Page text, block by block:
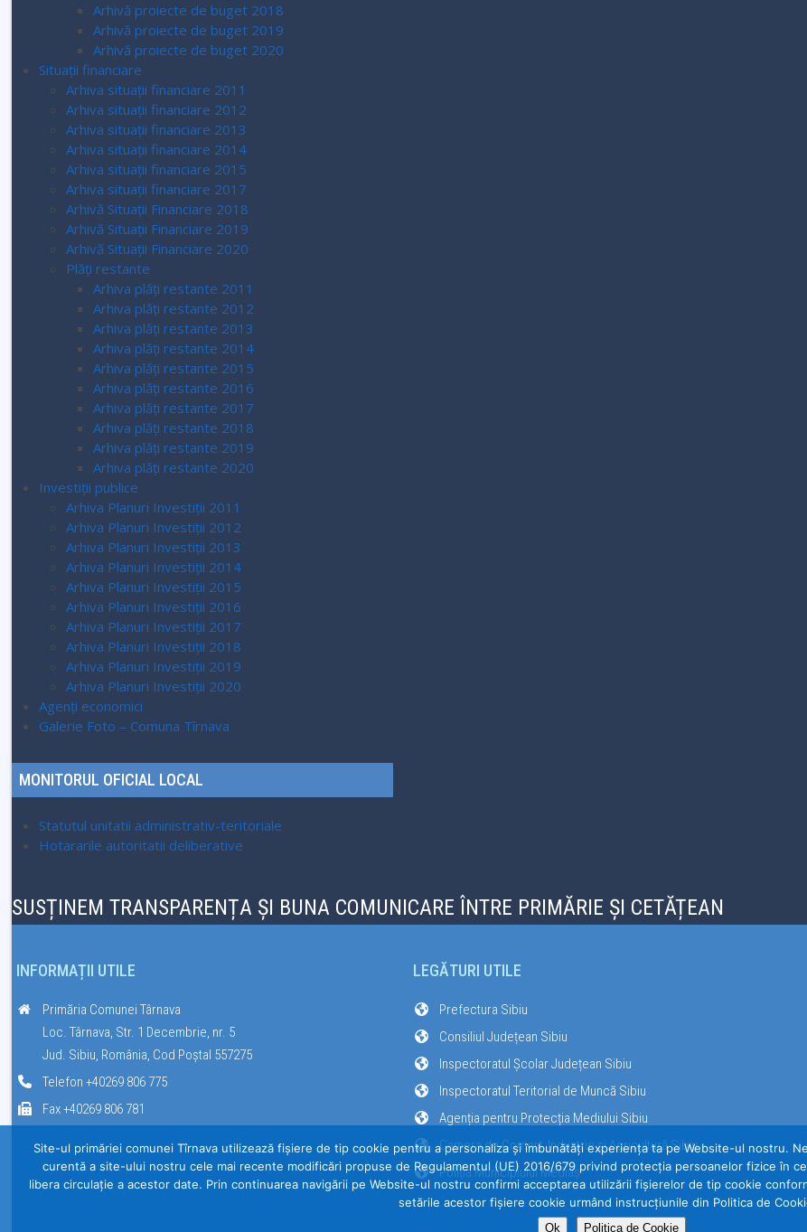
Arhivă proiecte de buget 2018
Arhivă proiecte de buget 2019
Arhivă proiecte de buget 2020
Situații financiare
Arhiva situații financiare 2011
Arhiva situații financiare 2012
Arhiva situații financiare 2013
Arhiva situații financiare 2014
Arhiva situații financiare 2015
Arhiva situații financiare 2017
Arhivă Situații Financiare 2018
Arhivă Situații Financiare 2019
Arhivă Situații Financiare 2020
Plăți restante
Arhiva plăți restante 2011
Arhiva plăți restante 2012
Arhiva plăți restante 2013
Arhiva plăți restante 2014
Arhiva plăți restante 2015
Arhiva plăți restante 2016
Arhiva plăți restante 2017
Arhiva plăți restante 2018
Arhiva plăți restante 2019
Arhiva plăți restante 2020
Investiții publice
Arhiva Planuri Investiții 2011
Arhiva Planuri Investiții 2012
Arhiva Planuri Investiții 2013
Arhiva Planuri Investiții 2014
Arhiva Planuri Investiții 2015
Arhiva Planuri Investiții 2016
Arhiva Planuri Investiții 2017
Arhiva Planuri Investiții 2018
Arhiva Planuri Investiții 2019
Arhiva Planuri Investiții 2020
Agenți economici
Galerie Foto – Comuna Tîrnava
MONITORUL OFICIAL LOCAL
Statutul unitatii administrativ-teritoriale
Hotararile autoritatii deliberative
SUSȚINEM TRANSPARENȚA ȘI BUNA COMUNICARE ÎNTRE PRIMĂRIE ȘI CETĂȚEAN
INFORMAȚII UTILE
Primăria Comunei Târnava
Loc. Târnava, Str. 1 Decembrie, nr. 5
Jud. Sibiu, România, Cod Poștal 557275
Telefon +40269 806 775
Fax +40269 806 781
LEGĂTURI UTILE
Prefectura Sibiu
Consiliul Județean Sibiu
Inspectoratul Școlar Județean Sibiu
Inspectoratul Teritorial de Muncă Sibiu
Agenția pentru Protecția Mediului Sibiu
Camera de Comerț, Industrie și Agricultură Sibiu
Poliția Municipiului Mediaș
Site-ul primăriei comunei Tîrnava utilizează fişiere de tip cookie pentru a personaliza și îmbunătăți experiența ta pe Website-ul nostru.
curentă a site-ului nostru cele mai recente modificări propuse de Regulamentul (UE) 2016/679 privind protecția persoanelor fizice în
libera circulație a acestor date. Prin continuarea navigării pe Website-ul nostru confirmi acceptarea utilizării fişierelor de tip cookie
setările acestor fişiere cookie urmând instrucțiunile din Politica de
Ok Politica de Cookie